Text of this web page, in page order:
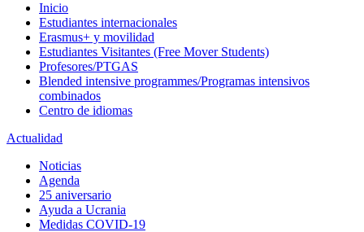
Inicio
Estudiantes internacionales
Erasmus+ y movilidad
Estudiantes Visitantes (Free Mover Students)
Profesores/PTGAS
Blended intensive programmes/Programas intensivos
combinados
Centro de idiomas
Actualidad
Noticias
Agenda
25 aniversario
Ayuda a Ucrania
Medidas COVID-19